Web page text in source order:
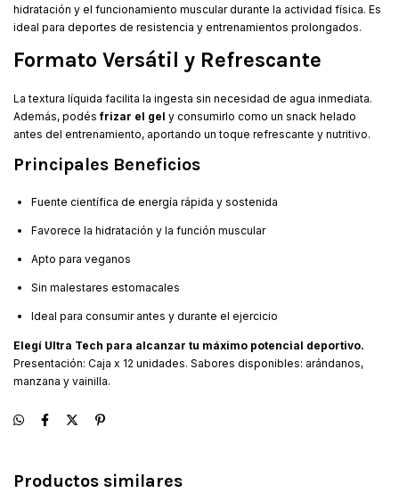
hidratación y el funcionamiento muscular durante la actividad física. Es
ideal para deportes de resistencia y entrenamientos prolongados.
Formato Versátil y Refrescante
La textura líquida facilita la ingesta sin necesidad de agua inmediata.
Además, podésfrizar el gel y consumirlo como un snack helado
antes del entrenamiento, aportando un toque refrescante y nutritivo.
Principales Beneficios
Fuente científica de energía rápida y sostenida
Favorece la hidratación y la función muscular
Apto para veganos
Sin malestares estomacales
Ideal para consumir antes y durante el ejercicio
Elegí Ultra Tech para alcanzar tu máximo potencial deportivo.
Presentación: Caja x 12 unidades. Sabores disponibles: arándanos,
manzana y vainilla.
Productos similares